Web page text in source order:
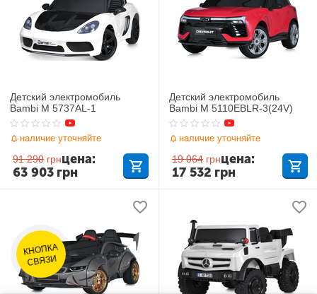
Детский электромобиль
Bambi M 5737AL-1
наличие уточняйте
91 290 грн
63 903 грн
цена:
Детский электромобиль
Bambi M 5110EBLR-3(24V)
наличие уточняйте
19 064 грн
17 532 грн
цена:
КНОПКА
СВЯЗИ